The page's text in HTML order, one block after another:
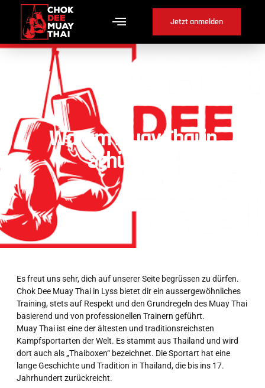
Jetzt anmelden
Warum Muay Thai in
Schüpfen ?
Es freut uns sehr, dich auf unserer Seite begrüssen zu dürfen.
Chok Dee Muay Thai in Lyss bietet dir ein aussergewöhnliches
Training, stets auf Respekt und den Grundregeln des Muay Thai
basierend und von professionellen Trainern geführt.
Muay Thai ist eine der ältesten und traditionsreichsten
Kampfsportarten der Welt. Es stammt aus Thailand und wird
dort auch als „Thaiboxen“ bezeichnet. Die Sportart hat eine
lange Geschichte und Tradition in Thailand, die bis ins 17.
Jahrhundert zurückreicht.